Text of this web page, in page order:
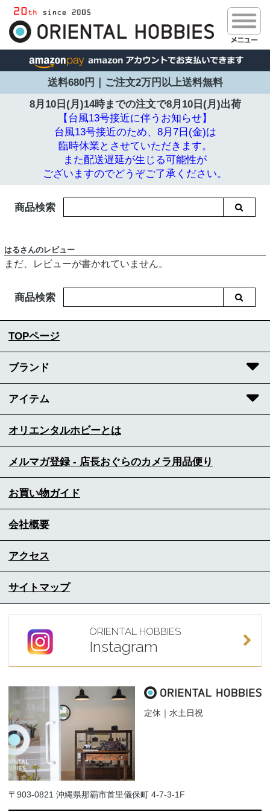
送料680円｜ご注文2万円以上送料無料
8月10日(月)14時までの注文で8月10日(月)出荷
【台風13号接近に伴うお知らせ】
台風13号接近のため、8月7日(金)は
臨時休業とさせていただきます。
また配送遅延が生じる可能性が
ございますのでどうぞご了承ください。
商品検索
はるさんのレビュー
まだ、レビューが書かれていません。
商品検索
TOPページ
ブランド
アイテム
オリエンタルホビーとは
メルマガ登録 - 店長おぐらのカメラ用品便り
お買い物ガイド
会社概要
アクセス
サイトマップ
ORIENTAL HOBBIES
Instagram
定休｜水土日祝
〒903-0821 沖縄県那覇市首里儀保町 4-7-3-1F